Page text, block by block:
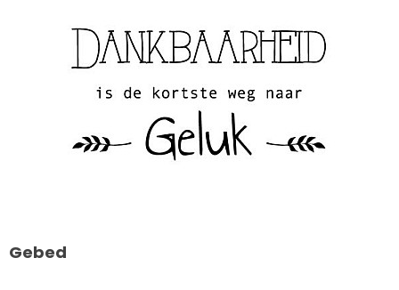
Gebed